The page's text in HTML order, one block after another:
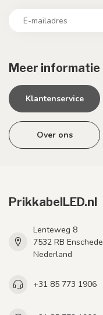
Meer informatie
Klantenservice
Over ons
PrikkabelLED.nl
Lenteweg 8
7532 RB Enschede
Nederland
+31 85 773 1906